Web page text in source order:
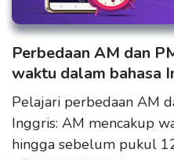
Perbedaan AM dan
waktu dalam bahasa
Pelajari perbedaan AM
Inggris: AM mencakup
hingga sebelum pukul